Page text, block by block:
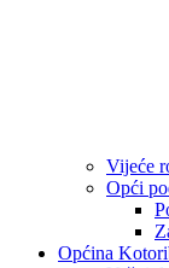
Vijeće
Opći
Općina